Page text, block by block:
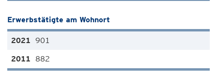
Erwerbstätigte am Wohnort
901
882